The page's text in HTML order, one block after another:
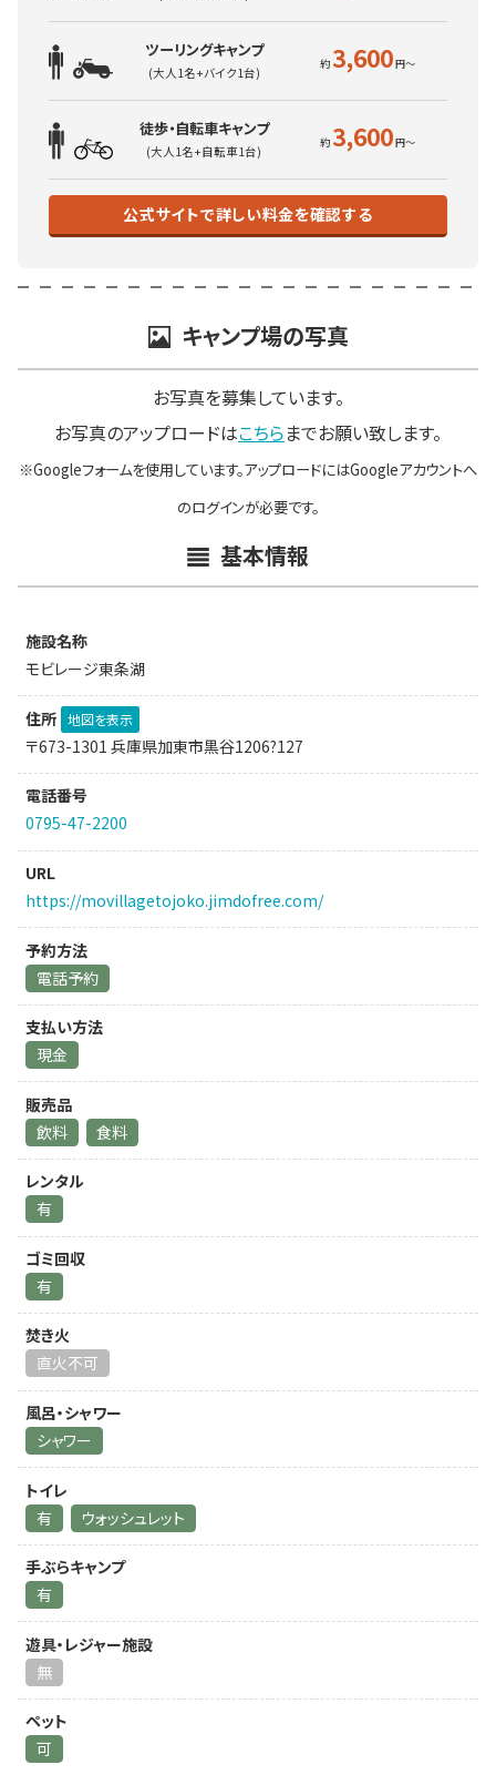
ツーリングキャンプ
(大人1名+バイク1台) 3,600
徒歩・自転車キャンプ
(大人1名+自転車1台) 3,600
公式サイトで詳しい料金を確認する
キャンプ場の写真
お写真を募集しています。
お写真のアップロードはこちらまでお願い致します。
※Googleフォームを使用しています。アップロードにはGoogleアカウントへ
のログインが必要です。
基本情報
施設名称
モビレージ東条湖
住所 地図を表示
〒673-1301 兵庫県加東市黒谷1206?127
電話番号
0795-47-2200
URL
https://movillagetojoko.jimdofree.com/
予約方法
電話予約
支払い方法
現金
販売品
飲料
食料
レンタル
有
ゴミ回収
有
焚き火
直火不可
風呂・シャワー
シャワー
トイレ
有
ウォッシュレット
手ぶらキャンプ
有
遊具・レジャー施設
無
ペット
可